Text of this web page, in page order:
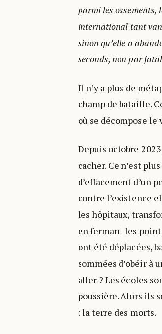
parmi les ossements,
international tant
sinon qu’elle a
seconds, non par
Il n’y a plus de
champ de bataille.
où se décompose
Depuis octobre
cacher. Ce n’est
d’effacement d’un
contre l’existence
les hôpitaux,
en fermant les
ont été déplacées,
sommées d’obéir à
aller ? Les écoles
poussière. Alors ils
: la terre des morts.